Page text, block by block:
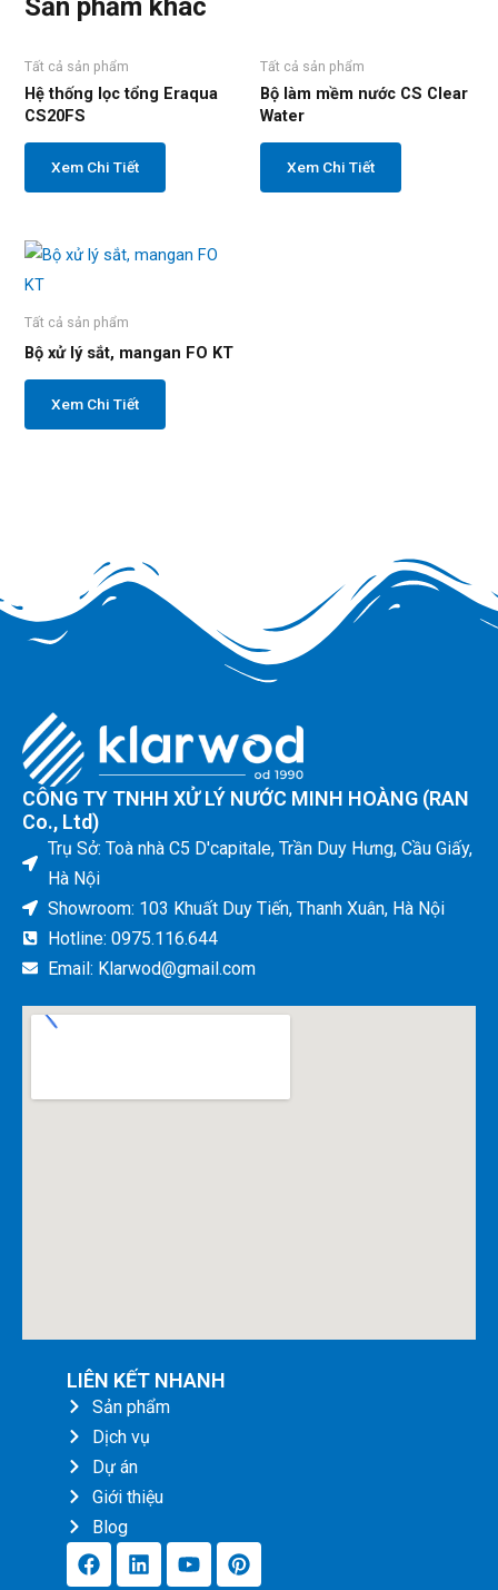
Sản phẩm khác
Tất cả sản phẩm
Hệ thống lọc tổng Eraqua
CS20FS
Xem Chi Tiết
Tất cả sản phẩm
Bộ làm mềm nước CS Clear
Water
Xem Chi Tiết
Tất cả sản phẩm
Bộ xử lý sắt, mangan FO KT
Xem Chi Tiết
CÔNG TY TNHH XỬ LÝ NƯỚC MINH HOÀNG (RAN
Co., Ltd)
Trụ Sở: Toà nhà C5 D'capitale, Trần Duy Hưng, Cầu Giấy,
Hà Nội
Showroom: 103 Khuất Duy Tiến, Thanh Xuân, Hà Nội
Hotline: 0975.116.644
Email: Klarwod@gmail.com
LIÊN KẾT NHANH
Sản phẩm
Dịch vụ
Dự án
Giới thiệu
Blog
F
a
L
i
Y
o
P
i